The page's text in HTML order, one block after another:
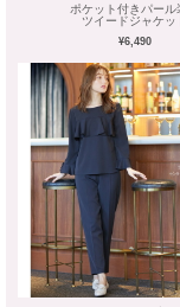
ポケット付きパール
ツイードジャケッ
¥6,490